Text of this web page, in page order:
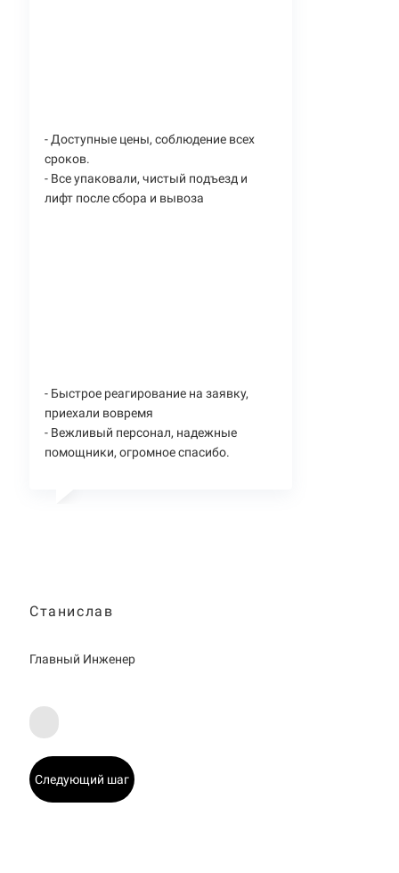
- Доступные цены, соблюдение всех
сроков.
- Все упаковали, чистый подъезд и
лифт после сбора и вывоза
- Быстрое реагирование на заявку,
приехали вовремя
- Вежливый персонал, надежные
помощники, огромное спасибо.
Станислав
Главный Инженер
Следующий шаг